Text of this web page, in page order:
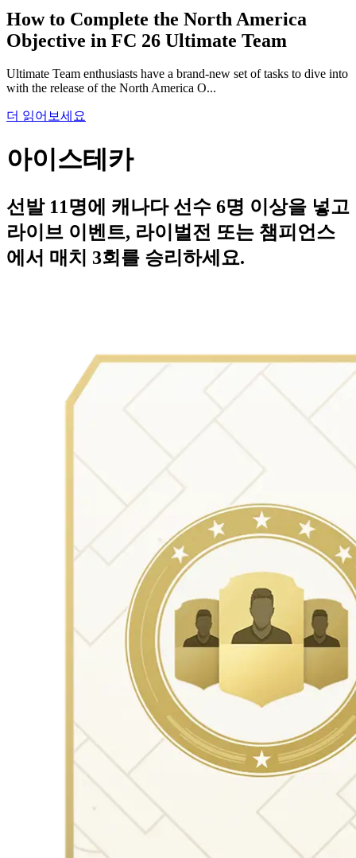
How to Complete the North America
Objective in FC 26 Ultimate Team
Ultimate Team enthusiasts have a brand-new set of tasks to dive into
with the release of the North America O...
더 읽어보세요
아이스테카
선발 11명에 캐나다 선수 6명 이상을 넣고
라이브 이벤트, 라이벌전 또는 챔피언스
에서 매치 3회를 승리하세요.